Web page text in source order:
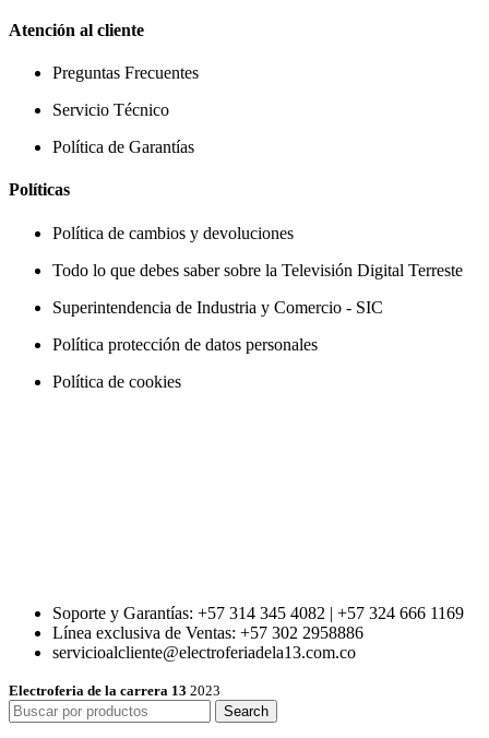
Atención al cliente
Preguntas Frecuentes
Servicio Técnico
Política de Garantías
Políticas
Política de cambios y devoluciones
Todo lo que debes saber sobre la Televisión Digital Terreste
Superintendencia de Industria y Comercio - SIC
Política protección de datos personales
Política de cookies
Soporte y Garantías: +57 314 345 4082 | +57 324 666 1169
Línea exclusiva de Ventas: +57 302 2958886
servicioalcliente@electroferiadela13.com.co
Electroferia de la carrera 13 2023
Search